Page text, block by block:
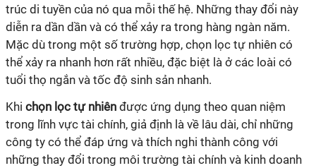
trúc di tuyền của nó qua mỗi thế hệ. Những thay đổi này
diễn ra dần dần và có thể xảy ra trong hàng ngàn năm.
Mặc dù trong một số trường hợp, chọn lọc tự nhiên có
thể xảy ra nhanh hơn rất nhiều, đặc biệt là ở các loài có
tuổi thọ ngắn và tốc độ sinh sản nhanh.
Khi chọn lọc tự nhiên được ứng dụng theo quan niệm
trong lĩnh vực tài chính, giả định là về lâu dài, chỉ những
công ty có thể đáp ứng và thích nghi thành công với
những thay đổi trong môi trường tài chính và kinh doanh